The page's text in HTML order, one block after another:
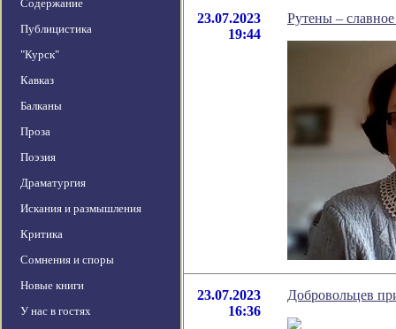
Содержание
Публицистика
"Курск"
Кавказ
Балканы
Проза
Поэзия
Драматургия
Искания и размышления
Критика
Сомнения и споры
Новые книги
У нас в гостях
23.07.2023
19:44
Рутены –
23.07.2023
16:36
Добровольцев